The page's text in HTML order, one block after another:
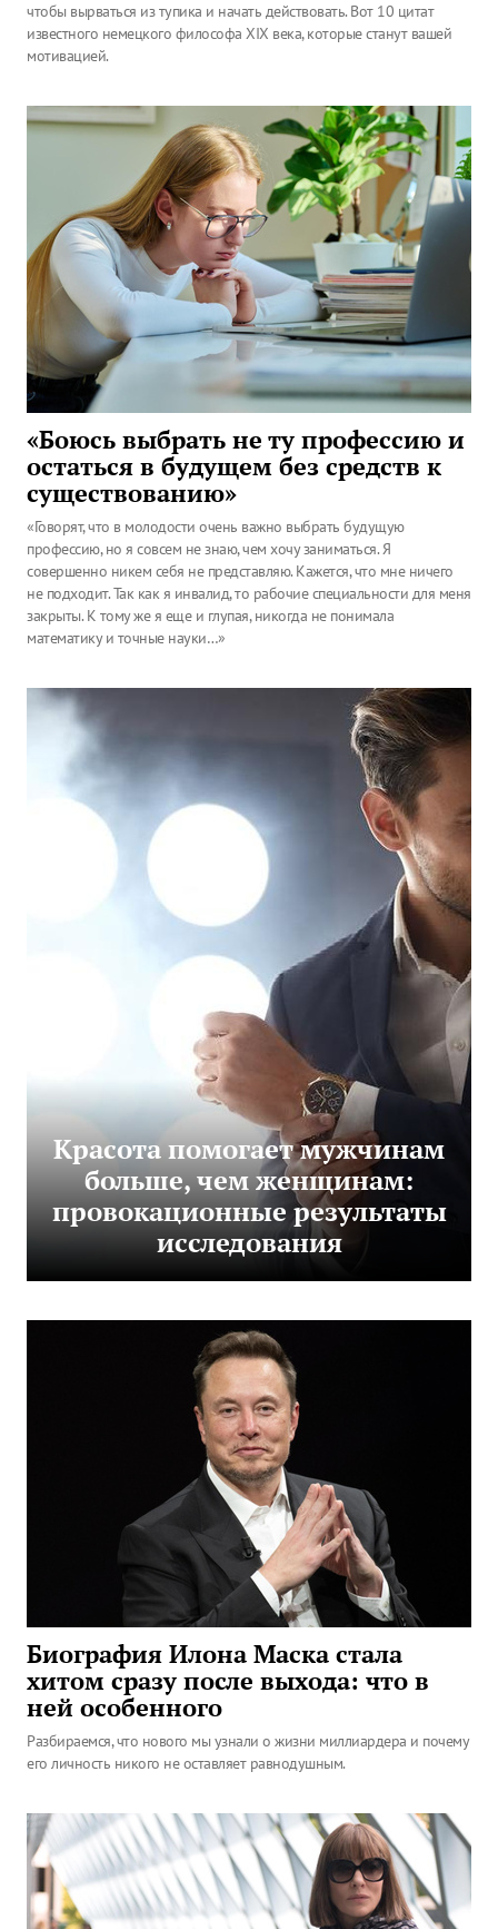
чтобы вырваться из тупика и начать действовать. Вот 10 цитат
известного немецкого философа XIX века, которые станут вашей
мотивацией.
«Боюсь выбрать не ту профессию и
остаться в будущем без средств к
существованию»
«Говорят, что в молодости очень важно выбрать будущую
профессию, но я совсем не знаю, чем хочу заниматься. Я
совершенно никем себя не представляю. Кажется, что мне ничего
не подходит. Так как я инвалид, то рабочие специальности для меня
закрыты. К тому же я еще и глупая, никогда не понимала
математику и точные науки…»
Красота помогает мужчинам
больше, чем женщинам:
провокационные результаты
исследования
Биография Илона Маска стала
хитом сразу после выхода: что в
ней особенного
Разбираемся, что нового мы узнали о жизни миллиардера и почему
его личность никого не оставляет равнодушным.